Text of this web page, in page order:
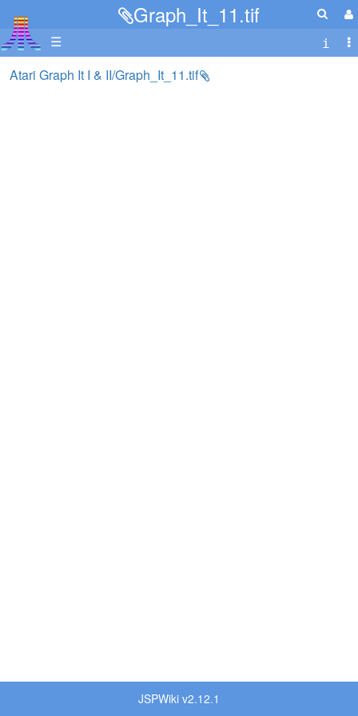
Graph_It_11.tif
☰
Atari Graph It I & II/Graph_It_11.tif
JSPWiki v2.12.1